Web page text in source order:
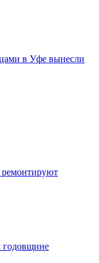
в Уфе вынесли
годовщине